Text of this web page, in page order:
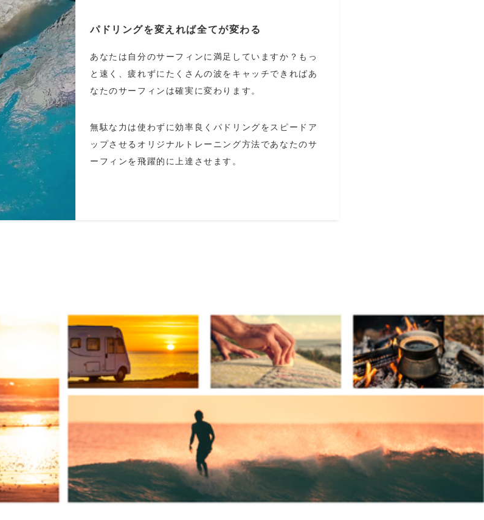
パドリングを変えれば全てが変わる
あなたは自分のサーフィンに満足していますか？もっ
と速く、疲れずにたくさんの波をキャッチできればあ
なたのサーフィンは確実に変わります。
無駄な力は使わずに効率良くパドリングをスピードア
ップさせるオリジナルトレーニング方法であなたのサ
ーフィンを飛躍的に上達させます。